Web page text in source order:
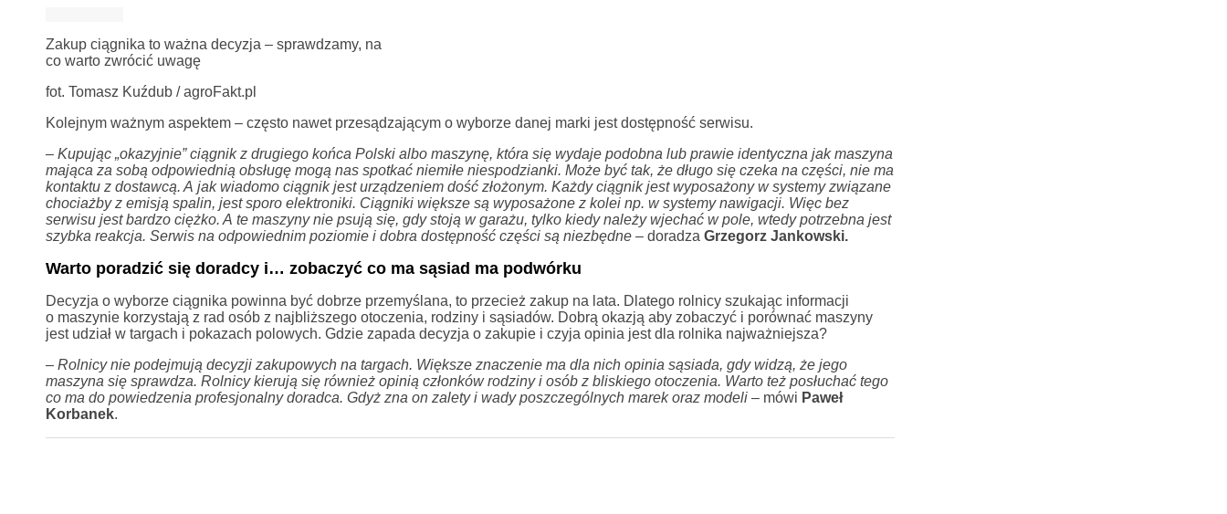
Zakup ciągnika to ważna decyzja – sprawdzamy, na
co warto zwrócić uwagę
fot. Tomasz Kuźdub / agroFakt.pl
Kolejnym ważnym aspektem – często nawet przesądzającym o wyborze danej marki jest dostępność serwisu.
– Kupując „okazyjnie” ciągnik z drugiego końca Polski albo maszynę, która się wydaje podobna lub prawie identyczna jak maszyna
mająca za sobą odpowiednią obsługę mogą nas spotkać niemiłe niespodzianki. Może być tak, że długo się czeka na części, nie ma
kontaktu z dostawcą. A jak wiadomo ciągnik jest urządzeniem dość złożonym. Każdy ciągnik jest wyposażony w systemy związane
chociażby z emisją spalin, jest sporo elektroniki. Ciągniki większe są wyposażone z kolei np. w systemy nawigacji. Więc bez
serwisu jest bardzo ciężko. A te maszyny nie psują się, gdy stoją w garażu, tylko kiedy należy wjechać w pole, wtedy potrzebna jest
szybka reakcja. Serwis na odpowiednim poziomie i dobra dostępność części są niezbędne– doradza Grzegorz Jankowski.
Warto poradzić się doradcy i… zobaczyć co ma sąsiad ma podwórku
Decyzja o wyborze ciągnika powinna być dobrze przemyślana, to przecież zakup na lata. Dlatego rolnicy szukając informacji
o maszynie korzystają z rad osób z najbliższego otoczenia, rodziny i sąsiadów. Dobrą okazją aby zobaczyć i porównać maszyny
jest udział w targach i pokazach polowych. Gdzie zapada decyzja o zakupie i czyja opinia jest dla rolnika najważniejsza?
– Rolnicy nie podejmują decyzji zakupowych na targach. Większe znaczenie ma dla nich opinia sąsiada, gdy widzą, że jego
maszyna się sprawdza. Rolnicy kierują się również opinią członków rodziny i osób z bliskiego otoczenia. Warto też posłuchać tego
co ma do powiedzenia profesjonalny doradca. Gdyż zna on zalety i wady poszczególnych marek oraz modeli– mówi Paweł
Korbanek.